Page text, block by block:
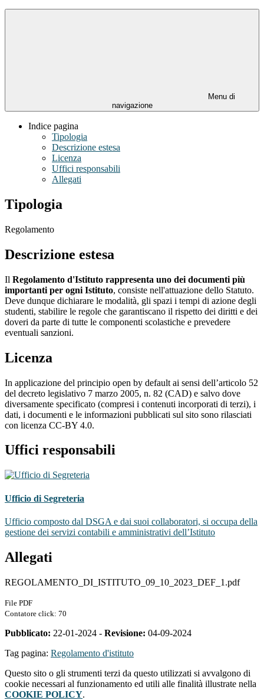
Menu di
navigazione
Indice pagina
Tipologia
Descrizione estesa
Licenza
Uffici responsabili
Allegati
Tipologia
Regolamento
Descrizione estesa
Il Regolamento d'Istituto rappresenta uno dei documenti più
importanti per ogni Istituto, consiste nell'attuazione dello Statuto.
Deve dunque dichiarare le modalità, gli spazi i tempi di azione degli
studenti, stabilire le regole che garantiscano il rispetto dei diritti e dei
doveri da parte di tutte le componenti scolastiche e prevedere
eventuali sanzioni.
Licenza
In applicazione del principio open by default ai sensi dell’articolo 52
del decreto legislativo 7 marzo 2005, n. 82 (CAD) e salvo dove
diversamente specificato (compresi i contenuti incorporati di terzi), i
dati, i documenti e le informazioni pubblicati sul sito sono rilasciati
con licenza CC-BY 4.0.
Uffici responsabili
Ufficio di Segreteria
Ufficio composto dal DSGA e dai suoi collaboratori, si occupa della
gestione dei servizi contabili e amministrativi dell’Istituto
Allegati
REGOLAMENTO_DI_ISTITUTO_09_10_2023_DEF_1.pdf
File PDF
Contatore click: 70
Pubblicato: 22-01-2024 - Revisione: 04-09-2024
Tag pagina: Regolamento d'istituto
Questo sito o gli strumenti terzi da questo utilizzati si avvalgono di
cookie necessari al funzionamento ed utili alle finalità illustrate nella
COOKIE POLICY.